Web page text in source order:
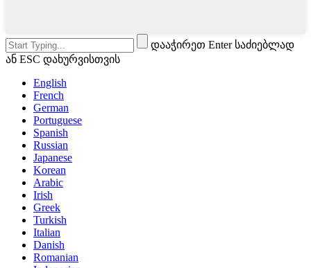
დააჭირეთ Enter საძიებლად
ან ESC დახურვისთვის
English
French
German
Portuguese
Spanish
Russian
Japanese
Korean
Arabic
Irish
Greek
Turkish
Italian
Danish
Romanian